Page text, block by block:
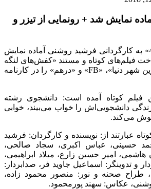
کوتاه «428» آماده نمایش شد + رونمایی از تیزر و
: فیلم کوتاه «428» به کارگردانی فرشید روشنی آماده نمایش
فیلمهای کوتاه و مستند «کفشهای لنگه
شهر دنیا»، «FB» و «درهم» را در کارنامه
فیلم کوتاه آمده است: دانشجوی رشته
دانشجویی اش را خواب میبیند، خوابی
میکند.
عبارتند از: نویسنده و کارگردان: فرشید
حسینی، عباس اکبری، سجاد صالحی،
هاشمی، امیر حسین زارع، میلاد ابراهیمی،
و تدوینگر: اسماعیل جاوید فر ، صدابردار:
، طراح صحنه و نور: منصور محمود زاده،
، عکاس: سهند پورمحمود.